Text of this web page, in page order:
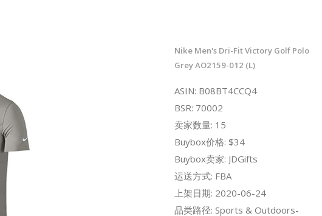
Nike Men's Dri-Fit Victory Golf Polo
Grey AO2159-012 (L)
ASIN: B08BT4CCQ4
BSR: 70002
卖家数量: 15
Buybox价格: $34
Buybox卖家: JDGifts
运送方式: FBA
上架日期: 2020-06-24
品类路径: Sports & Outdoors-